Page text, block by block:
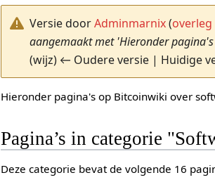
Versie doorAdminmarnix(overleg
aangemaakt met 'Hieronder
(wijz) ← Oudere versie | Huidige
Hieronder pagina's op Bitcoinwiki over
Pagina’s in categorie
Deze categorie bevat de volgende 16